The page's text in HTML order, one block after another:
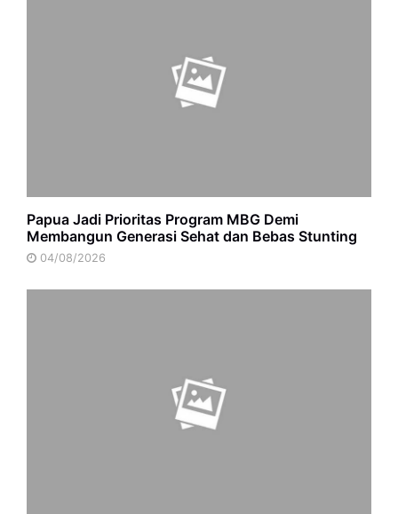
Papua Jadi Prioritas Program MBG Demi
Membangun Generasi Sehat dan Bebas Stunting
04/08/2026